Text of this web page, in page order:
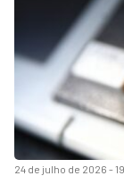
24 de julho de 2026 -